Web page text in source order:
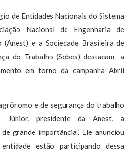
de Entidades Nacionais do Sistema
Nacional de Engenharia de
(Anest) e a Sociedade Brasileira de
do Trabalho (Sobes) destacam a
em torno da campanha Abril
e de segurança do trabalho
Júnior, presidente da Anest, a
grande importância”. Ele anunciou
estão participando dessa